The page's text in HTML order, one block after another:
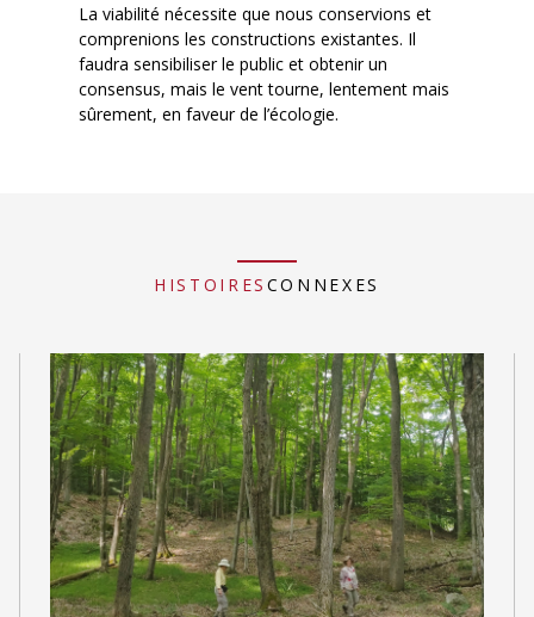
La viabilité nécessite que nous conservions et
comprenions les constructions existantes. Il
faudra sensibiliser le public et obtenir un
consensus, mais le vent tourne, lentement mais
sûrement, en faveur de l’écologie.
HISTOIRES CONNEXES